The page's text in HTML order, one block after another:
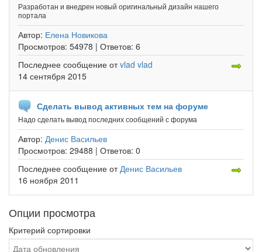
Разработан и внедрен новый оригинальный дизайн нашего
портала
Автор: Елена Новикова
Просмотров: 54978 | Ответов: 6
Последнее сообщение отvlad vlad
14 сентября 2015
Сделать вывод активных тем на форуме
Надо сделать вывод последних сообщений с форума
Автор: Денис Васильев
Просмотров: 29488 | Ответов: 0
Последнее сообщение от Денис Васильев
16 ноября 2011
Опции просмотра
Критерий сортировки